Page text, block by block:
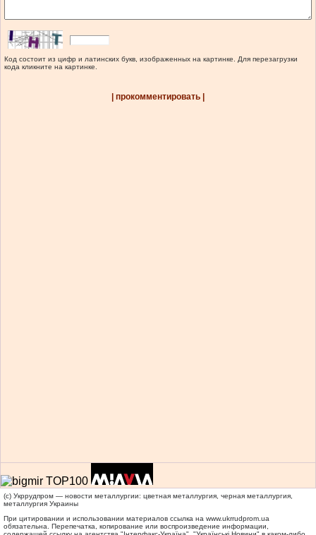
Код состоит из цифр и латинских букв, изображенных на картинке. Для перезагрузки
кода кликните на картинке.
| прокомментировать |
(c) Укррудпром — новости металлургии: цветная металлургия, черная металлургия,
металлургия Украины
При цитировании и использовании материалов ссылка на www.ukrrudprom.ua
обязательна. Перепечатка, копирование или воспроизведение информации,